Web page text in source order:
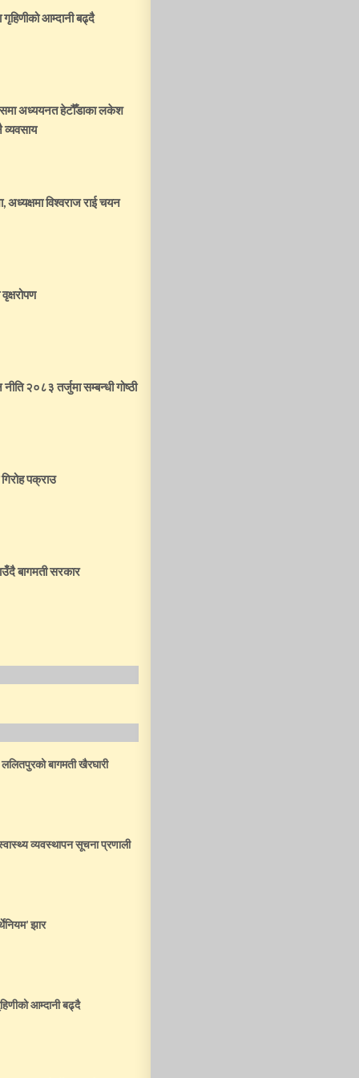
आम्दानी बढ्दै
अध्ययनत हेटौँडाका लकेश
अध्यक्षमा विश्वराज राई चयन
२०८३ तर्जुमा सम्बन्धी गोष्ठी
पक्राउ
बागमती सरकार
बागमती खैरघारी
व्यवस्थापन सूचना प्रणाली
झार
आम्दानी बढ्दै